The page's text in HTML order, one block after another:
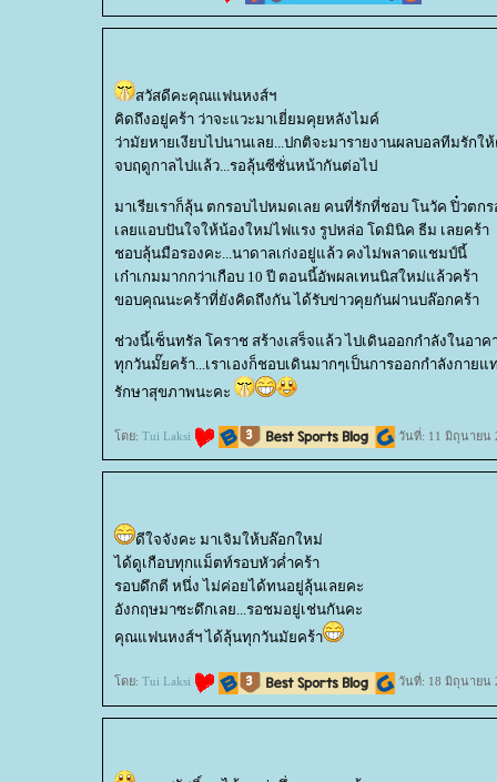
สวัสดีคะคุณแฟนหงส์ฯ
คิดถึงอยู่คร้า ว่าจะแวะมาเยี่ยมคุยหลังไมค์
ว่ามัยหายเงียบไปนานเลย...ปกติจะมารายงานผลบอลทีมรักใ
จบฤดูกาลไปแล้ว...รอลุ้นซีซั่นหน้ากันต่อไป
มาเรียเราก็ลุ้น ตกรอบไปหมดเลย คนที่รักที่ชอบ โนวัค ปิ๋วตกร
เลยแอบปันใจให้น้องใหม่ไฟแรง รูปหล่อ โดมินิค ธีม เลยคร้า
ชอบลุ้นมือรองคะ...นาดาลเก่งอยู่แล้ว คงไม่พลาดแชมป์นี้
เก๋าเกมมากกว่าเกือบ 10 ปี ตอนนี้อัพผลเทนนิสใหม่แล้วคร้า
ขอบคุณนะคร้าที่ยังคิดถึงกัน ได้รับข่าวคุยกันผ่านบล๊อกคร้า
ช่วงนี้เซ็นทรัล โคราช สร้างเสร็จแล้ว ไปเดินออกกำลังในอาค
ทุกวันมั๊ยคร้า...เราเองก็ชอบเดินมากๆเป็นการออกกำลังกายแ
รักษาสุขภาพนะคะ
ดย: Tui Laksi วันที่: 11 มิถุนายน
ดีใจจังคะ มาเจิมให้บล๊อกใหม่
ได้ดูเกือบทุกแม็ตท์รอบหัวค่ำคร้า
รอบดึกตี หนึ่ง ไม่ค่อยได้ทนอยู่ลุ้นเลยคะ
อังกฤษมาซะดึกเลย...รอชมอยู่เช่นกันคะ
คุณแฟนหงส์ฯ ได้ลุ้นทุกวันมัยคร้า
ดย: Tui Laksi วันที่: 18 มิถุนายน